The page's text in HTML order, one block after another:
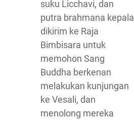
suku Licchavi, dan
putra brahmana kepala
dikirim ke Raja
Bimbisara untuk
memohon Sang
Buddha berkenan
melakukan kunjungan
ke Vesali, dan
menolong mereka